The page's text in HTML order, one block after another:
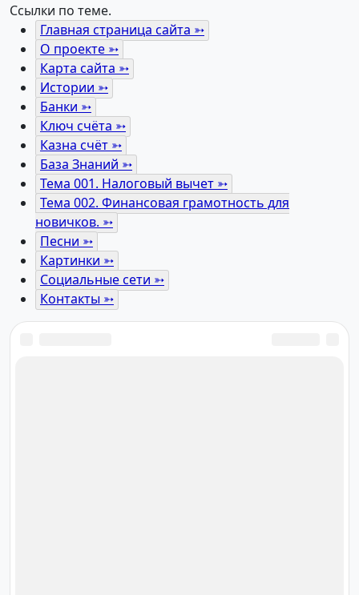
Ссылки по теме.
Главная страница сайта ➳
О проекте ➳
Карта сайта ➳
Истории ➳
Банки ➳
Ключ счёта ➳
Казна счёт ➳
База Знаний ➳
Тема 001. Налоговый вычет ➳
Тема 002. Финансовая грамотность для
новичков. ➳
Песни ➳
Картинки ➳
Социальные сети ➳
Контакты ➳